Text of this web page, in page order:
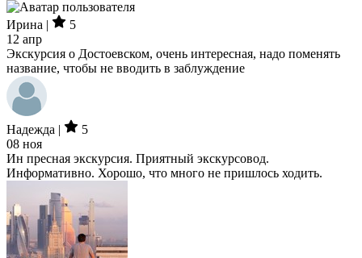
Ирина |
5
12 апр
Экскурсия о Достоевском, очень интересная, надо поменять
название, чтобы не вводить в заблуждение
Надежда |
5
08 ноя
Ин пресная экскурсия. Приятный экскурсовод.
Информативно. Хорошо, что много не пришлось ходить.